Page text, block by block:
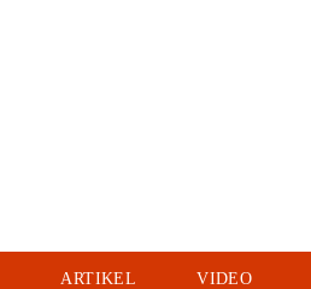
ARTIKEL VIDEO